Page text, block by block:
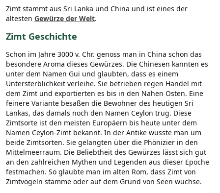
Zimt stammt aus Sri Lanka und China und ist eines der
ältesten Gewürze der Welt.
Zimt Geschichte
Schon im Jahre 3000 v. Chr. genoss man in China schon das
besondere Aroma dieses Gewürzes. Die Chinesen kannten es
unter dem Namen Gui und glaubten, dass es einem
Untersterblichkeit verleihe. Sie betrieben regen Handel mit
dem Zimt und exportierten es bis in den Nahen Osten. Eine
feinere Variante besaßen die Bewohner des heutigen Sri
Lankas, das damals noch den Namen Ceylon trug. Diese
Zimtsorte ist den meisten Europäern bis heute unter dem
Namen Ceylon-Zimt bekannt. In der Antike wusste man um
beide Zimtsorten. Sie gelangten über die Phönizier in den
Mittelmeerraum. Die Beliebtheit des Gewürzes lässt sich gut
an den zahlreichen Mythen und Legenden aus dieser Epoche
festmachen. So glaubte man im alten Rom, dass Zimt von
Zimtvögeln stamme oder auf dem Grund von Seen wüchse.